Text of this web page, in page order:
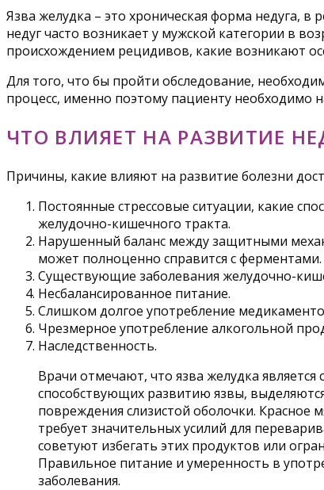
Язва желудка – это хроническая форма недуга,
недуг часто возникает у мужской категории в
происхождением рецидивов, какие возникают
Для того, что бы пройти обследование,
процесс, именно поэтому пациенту необходимо
ЧТО ВЛИЯЕТ НА РАЗВИТИЕ
Причины, какие влияют на развитие болезни
Постоянные стрессовые ситуации, какие
желудочно-кишечного тракта.
Нарушенный баланс между защитными
может полноценно справится с ферментами.
Существующие заболевания желудочно-
Несбалансированное питание.
Слишком долгое употребление
Чрезмерное употребление алкогольной
Наследственность.
Врачи отмечают, что язва желудка
способствующих развитию язвы,
повреждения слизистой оболочки. Красное
требует значительных усилий для
советуют избегать этих продуктов или
Правильное питание и умеренность в
заболевания.